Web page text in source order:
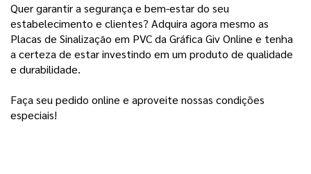
Quer garantir a segurança e bem-estar do seu
estabelecimento e clientes? Adquira agora mesmo as
Placas de Sinalização em PVC da Gráfica Giv Online e tenha
a certeza de estar investindo em um produto de qualidade
e durabilidade.
Faça seu pedido online e aproveite nossas condições
especiais!